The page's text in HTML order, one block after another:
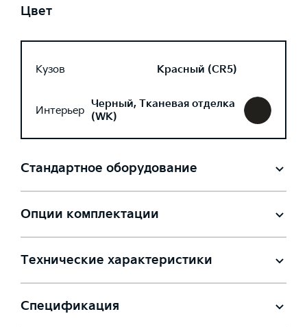
Цвет
Кузов Красный (CR5)
Интерьер Черный, Тканевая отделка
(WK)
Стандартное оборудование
Опции комплектации
Технические характеристики
Спецификация